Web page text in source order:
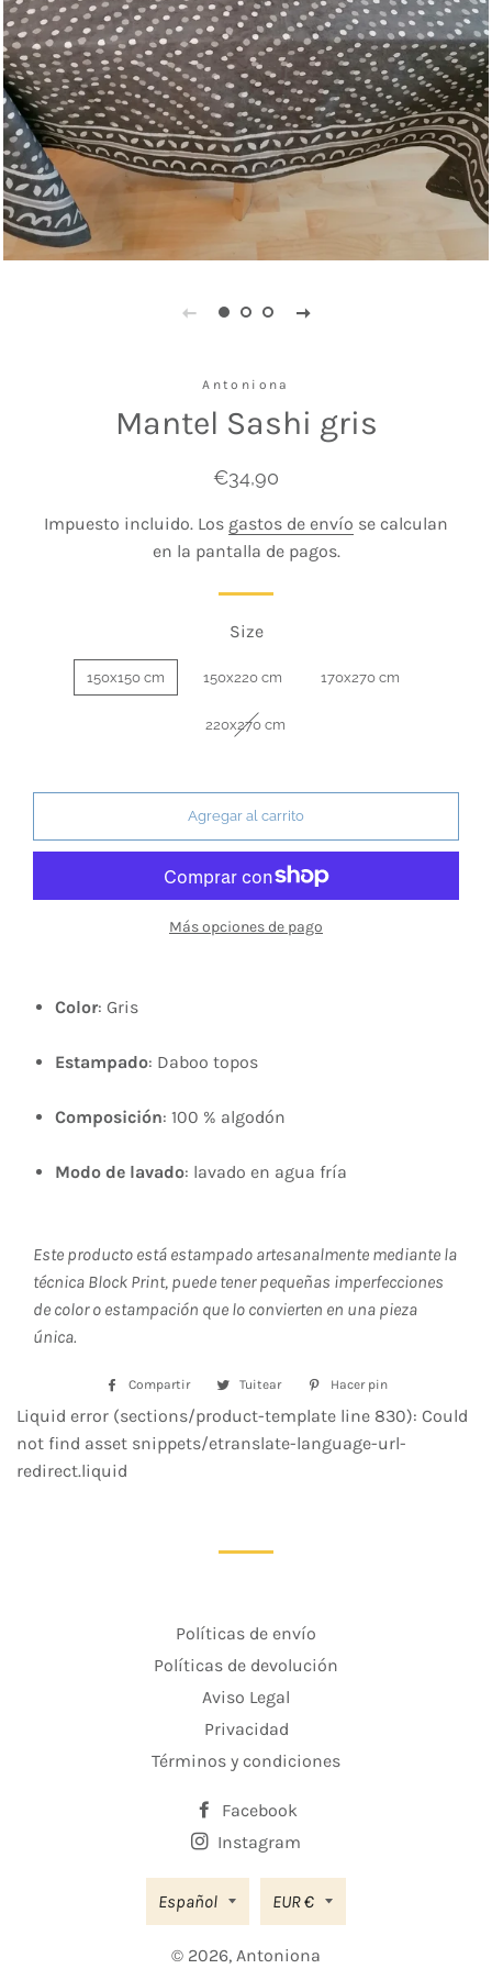
Antoniona
Mantel Sashi gris
Precio
Precio
venta
€34,90
Impuesto incluido. Los gastos de envío se calculan
en la pantalla de pagos.
Size
150x150 cm 150x220 cm 170x270 cm
220x270 cm
Agregar al carrito
Más opciones de pago
Color: Gris
Estampado: Daboo topos
Composición: 100 % algodón
Modo de lavado: lavado en agua fría
Este producto está estampado artesanalmente mediante la
técnica Block Print, puede tener pequeñas imperfecciones
de color o estampación que lo convierten en una pieza
única.
Compartir
Compartir
Facebook
Tuitear
TuitearHacer pin
en
Liquid error (sections/product-template line 830): Could
not find asset snippets/etranslate-language-url-
redirect.liquid
Políticas de envío
Políticas de devolución
Aviso Legal
Privacidad
Términos y condiciones
Facebook
Instagram
Español Moneda
EUR €
© 2026, Antoniona